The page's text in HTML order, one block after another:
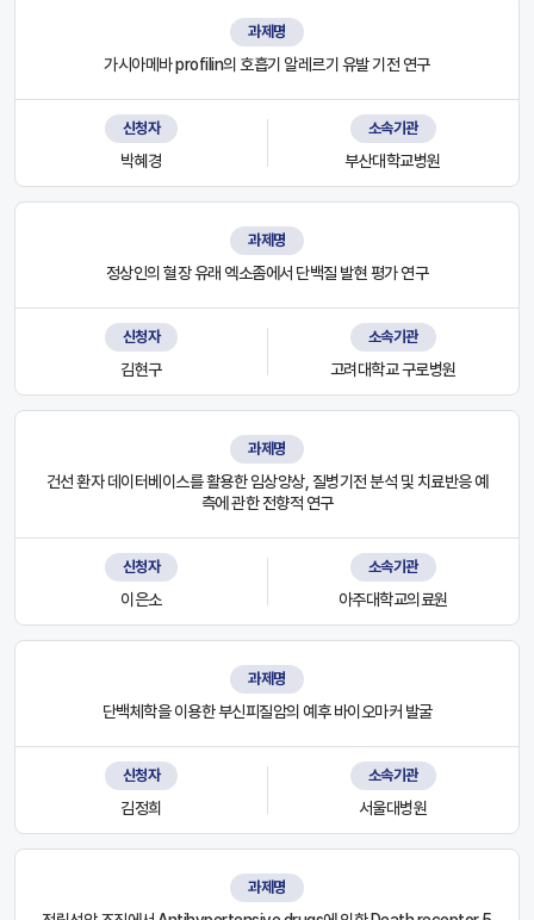
과제명
가시아메바 profilin의 호흡기 알레르기 유발 기전 연구
신청자
박혜경
소속기관
부산대학교병원
과제명
정상인의 혈장 유래 엑소좀에서 단백질 발현 평가 연구
신청자
김현구
소속기관
고려대학교 구로병원
과제명
건선 환자 데이터베이스를 활용한 임상양상, 질병기전 분석 및 치료반응 예
측에 관한 전향적 연구
신청자
이은소
소속기관
아주대학교의료원
과제명
단백체학을 이용한 부신피질암의 예후 바이오마커 발굴
신청자
김정희
소속기관
서울대병원
과제명